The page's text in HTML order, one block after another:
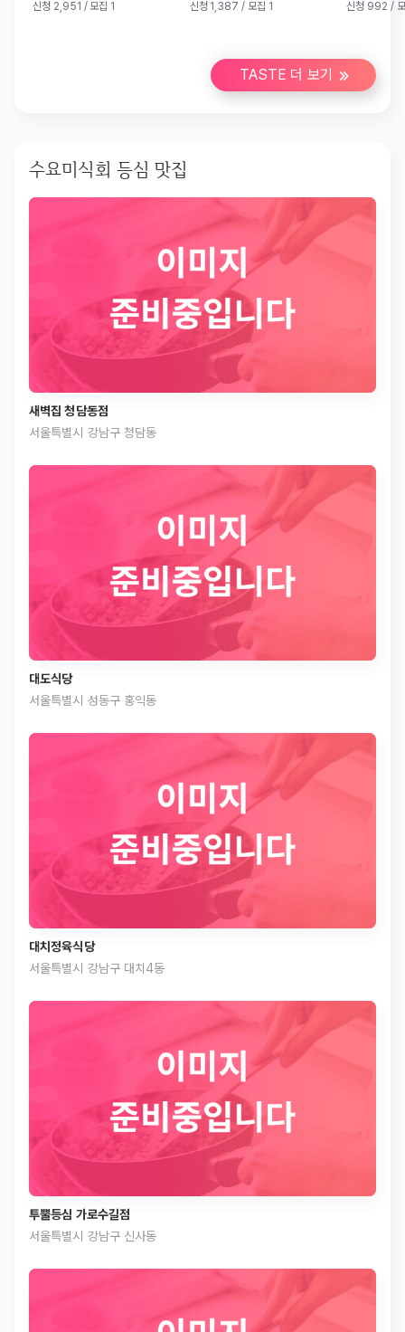
신청 2,951 / 모집 1 신청 1,387 / 모집 1 신청 992 /
TASTE 더 보기
수요미식회 등심 맛집
새벽집 청담동점
서울특별시 강남구 청담동
대도식당
서울특별시 성동구 홍익동
대치정육식당
서울특별시 강남구 대치4동
투뿔등심 가로수길점
서울특별시 강남구 신사동